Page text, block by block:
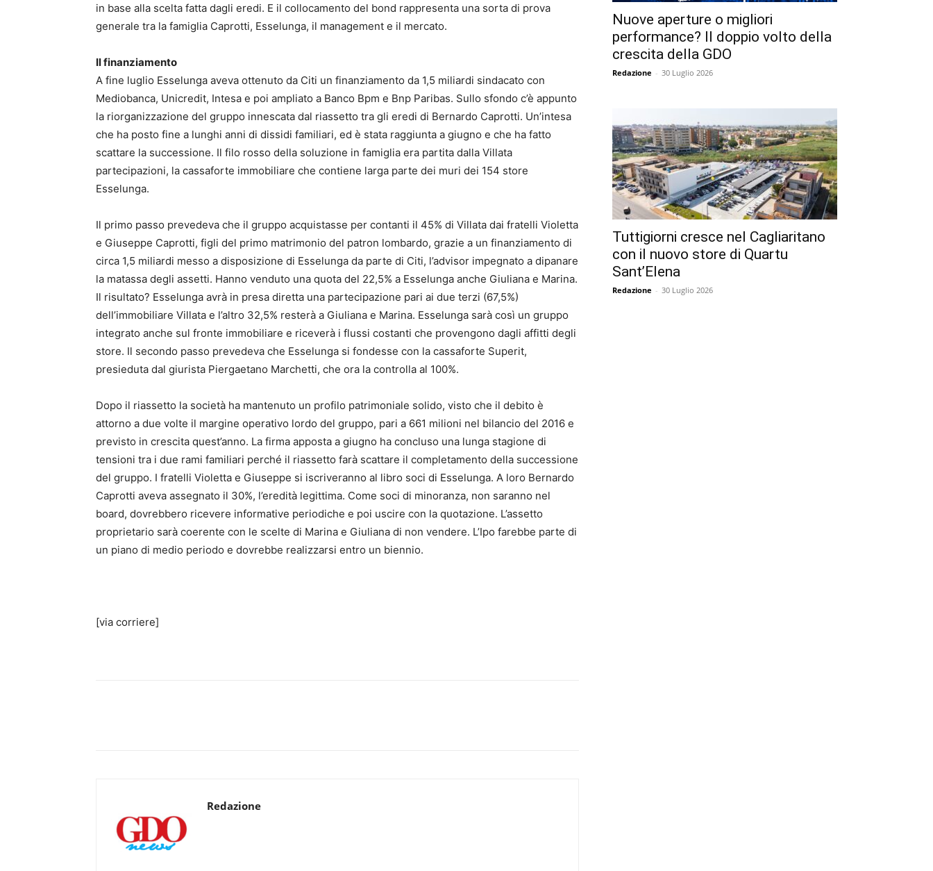
in base alla scelta fatta dagli eredi. E il collocamento del bond rappresenta una sorta di prova
generale tra la famiglia Caprotti, Esselunga, il management e il mercato.
Il finanziamento
A fine luglio Esselunga aveva ottenuto da Citi un finanziamento da 1,5 miliardi sindacato con
Mediobanca, Unicredit, Intesa e poi ampliato a Banco Bpm e Bnp Paribas. Sullo sfondo c’è appunto
la riorganizzazione del gruppo innescata dal riassetto tra gli eredi di Bernardo Caprotti. Un’intesa
che ha posto fine a lunghi anni di dissidi familiari, ed è stata raggiunta a giugno e che ha fatto
scattare la successione. Il filo rosso della soluzione in famiglia era partita dalla Villata
partecipazioni, la cassaforte immobiliare che contiene larga parte dei muri dei 154 store
Esselunga.
Il primo passo prevedeva che il gruppo acquistasse per contanti il 45% di Villata dai fratelli Violetta
e Giuseppe Caprotti, figli del primo matrimonio del patron lombardo, grazie a un finanziamento di
circa 1,5 miliardi messo a disposizione di Esselunga da parte di Citi, l’advisor impegnato a dipanare
la matassa degli assetti. Hanno venduto una quota del 22,5% a Esselunga anche Giuliana e Marina.
Il risultato? Esselunga avrà in presa diretta una partecipazione pari ai due terzi (67,5%)
dell’immobiliare Villata e l’altro 32,5% resterà a Giuliana e Marina. Esselunga sarà così un gruppo
integrato anche sul fronte immobiliare e riceverà i flussi costanti che provengono dagli affitti degli
store. Il secondo passo prevedeva che Esselunga si fondesse con la cassaforte Superit,
presieduta dal giurista Piergaetano Marchetti, che ora la controlla al 100%.
Dopo il riassetto la società ha mantenuto un profilo patrimoniale solido, visto che il debito è
attorno a due volte il margine operativo lordo del gruppo, pari a 661 milioni nel bilancio del 2016 e
previsto in crescita quest’anno. La firma apposta a giugno ha concluso una lunga stagione di
tensioni tra i due rami familiari perché il riassetto farà scattare il completamento della successione
del gruppo. I fratelli Violetta e Giuseppe si iscriveranno al libro soci di Esselunga. A loro Bernardo
Caprotti aveva assegnato il 30%, l’eredità legittima. Come soci di minoranza, non saranno nel
board, dovrebbero ricevere informative periodiche e poi uscire con la quotazione. L’assetto
proprietario sarà coerente con le scelte di Marina e Giuliana di non vendere. L’Ipo farebbe parte di
un piano di medio periodo e dovrebbe realizzarsi entro un biennio.
[via corriere]
Redazione
Nuove aperture o migliori
performance? Il doppio volto della
crescita della GDO
Redazione - 30 Luglio 2026
Tuttigiorni cresce nel Cagliaritano
con il nuovo store di Quartu
Sant’Elena
Redazione - 30 Luglio 2026